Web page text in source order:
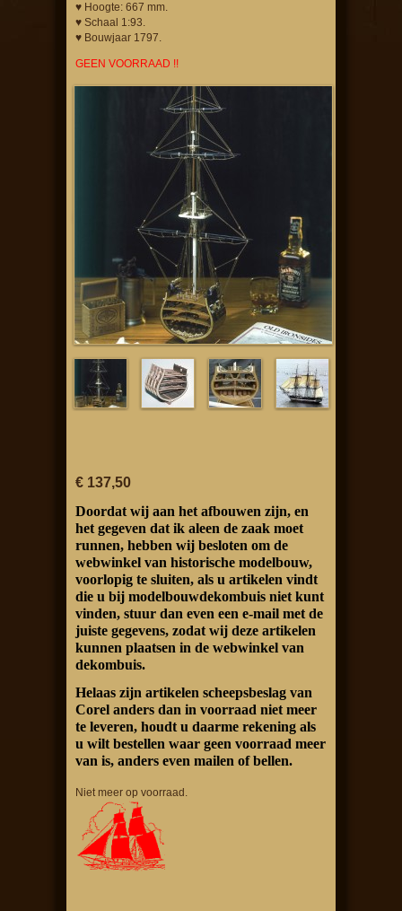
♥ Hoogte: 667 mm.
♥ Schaal 1:93.
♥ Bouwjaar 1797.
GEEN VOORRAAD !!
€ 137,50
Doordat wij aan het afbouwen zijn, en
het gegeven dat ik aleen de zaak moet
runnen, hebben wij besloten om de
webwinkel van historische modelbouw,
voorlopig te sluiten, als u artikelen vindt
die u bij modelbouwdekombuis niet kunt
vinden, stuur dan even een e-mail met de
juiste gegevens, zodat wij deze artikelen
kunnen plaatsen in de webwinkel van
dekombuis.
Helaas zijn artikelen scheepsbeslag van
Corel anders dan in voorraad niet meer
te leveren, houdt u daarme rekening als
u wilt bestellen waar geen voorraad meer
van is, anders even mailen of bellen.
Niet meer op voorraad.